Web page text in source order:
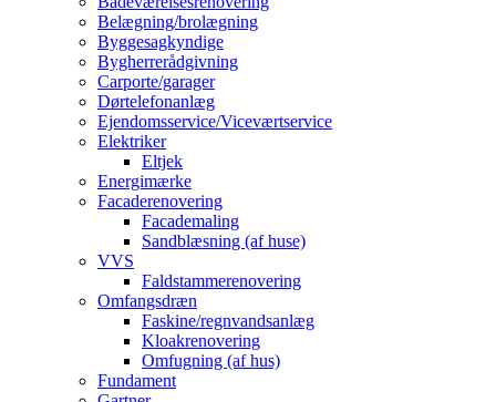
Belægning/brolægning
Byggesagkyndige
Bygherrerådgivning
Carporte/garager
Dørtelefonanlæg
Ejendomsservice/Viceværtservice
Elektriker
Eltjek
Energimærke
Facaderenovering
Facademaling
Sandblæsning (af huse)
VVS
Faldstammerenovering
Omfangsdræn
Faskine/regnvandsanlæg
Kloakrenovering
Omfugning (af hus)
Fundament